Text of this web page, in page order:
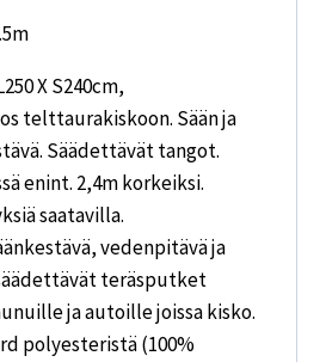
X S240cm,
telttaurakiskoon. Sään ja
Säädettävät tangot.
enint. 2,4m korkeiksi.
saatavilla.
vedenpitävä ja
teräsputket
ja autoille joissa kisko.
polyesteristä (100%